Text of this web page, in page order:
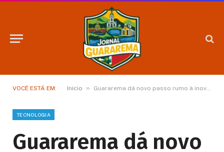
VOCÊ ESTÁ EM: Início » Guararema dá novo passo rumo à inovação comunitária
TECNOLOGIA
Guararema dá novo